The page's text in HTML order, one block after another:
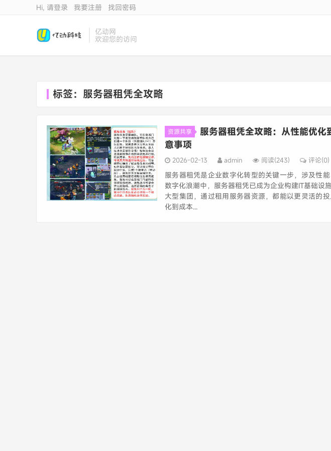
Hi, 请登录 我要注册 找回密码
亿动网
欢迎您的访问
标签：服务器租凭全攻略
资源共享
服务器租凭全攻略：从性能优
意事项
2026-02-13 admin 阅读(243) 评论(0)
服务器租凭是企业数字化转型的关键一步，涉及性
数字化浪潮中，服务器租凭已成为企业构建IT基础设
大型集团，通过租用服务器资源，都能以更灵活的
化到成本...